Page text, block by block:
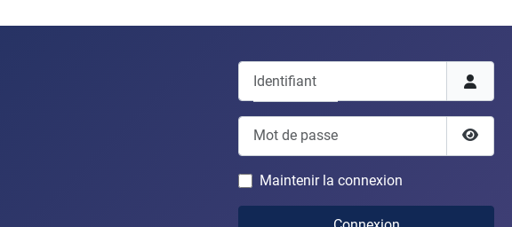
Mot de passe
Maintenir la connexion